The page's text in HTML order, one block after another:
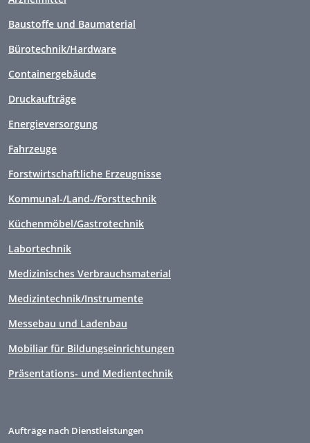
Baustoffe und Baumaterial
Bürotechnik/Hardware
Containergebäude
Druckaufträge
Energieversorgung
Fahrzeuge
Forstwirtschaftliche Erzeugnisse
Kommunal-/Land-/Forsttechnik
Küchenmöbel/Gastrotechnik
Labortechnik
Medizinisches Verbrauchsmaterial
Medizintechnik/Instrumente
Messebau und Ladenbau
Mobiliar für Bildungseinrichtungen
Präsentations- und Medientechnik
Aufträge nach Dienstleistungen